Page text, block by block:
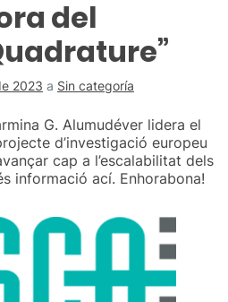
del
2023 a Sin categoría
G. Alumudéver lidera el
d’investigació europeu
cap a l’escalabilitat dels
informació ací. Enhorabona!